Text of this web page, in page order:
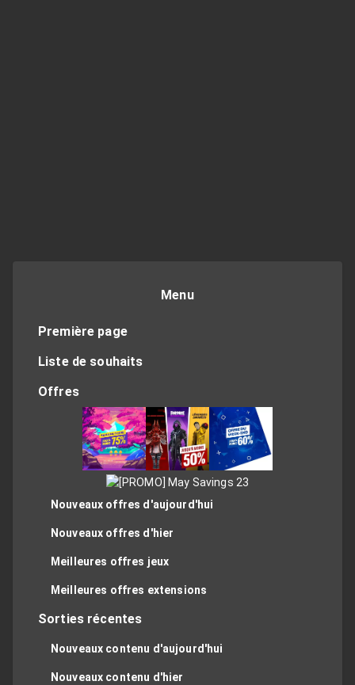
Menu
Première page
Liste de souhaits
Offres
Nouveaux offres d'aujourd'hui
Nouveaux offres d'hier
Meilleures offres jeux
Meilleures offres extensions
Sorties récentes
Nouveaux contenu d'aujourd'hui
Nouveaux contenu d'hier